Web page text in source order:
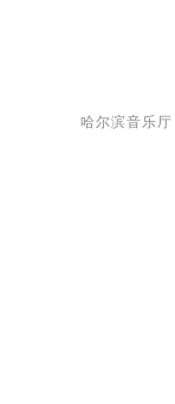
哈尔滨音乐